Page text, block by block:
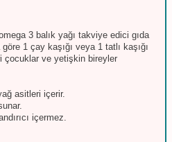
3 balık yağı takviye edici gıda
1 çay kaşığı veya 1 tatlı kaşığı
çocuklar ve yetişkin bireyler
asitleri içerir.
içermez.